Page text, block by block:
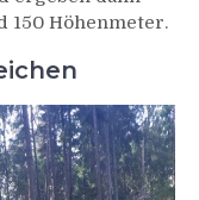
150 Höhenmeter.